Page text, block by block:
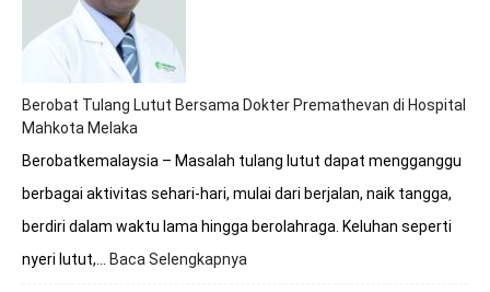
Berobat Tulang Lutut Bersama Dokter Premathevan di Hospital
Mahkota Melaka
Berobatkemalaysia – Masalah tulang lutut dapat mengganggu
berbagai aktivitas sehari-hari, mulai dari berjalan, naik tangga,
berdiri dalam waktu lama hingga berolahraga. Keluhan seperti
nyeri lutut,…
Baca Selengkapnya